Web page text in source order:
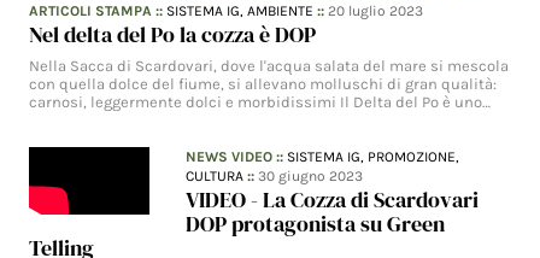
ARTICOLI STAMPA :: SISTEMA IG,AMBIENTE ::20 luglio 2023
Nel delta del Po la cozza è DOP
Nella Sacca di Scardovari, dove l'acqua salata del mare si mescola
con quella dolce del fiume, si allevano molluschi di gran qualità:
carnosi, leggermente dolci e morbidissimi Il Delta del Po è uno…
NEWS VIDEO :: SISTEMA IG, PROMOZIONE,
CULTURA ::30 giugno 2023
VIDEO - La Cozza di Scardovari
DOP protagonista su Green
Telling